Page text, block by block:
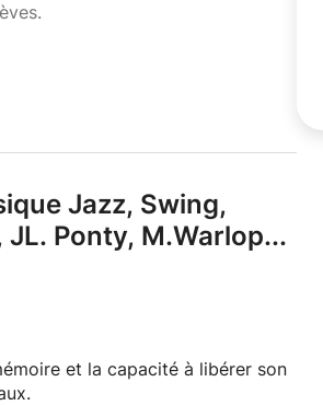
Jazz, Swing,
JL. Ponty, M.Warlop...
et la capacité à libérer son